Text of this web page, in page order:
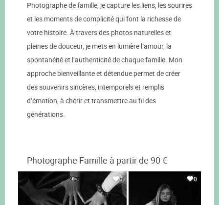
Photographe de famille, je capture les liens, les sourires
et les moments de complicité qui font la richesse de
votre histoire. À travers des photos naturelles et
pleines de douceur, je mets en lumière l’amour, la
spontanéité et l’authenticité de chaque famille. Mon
approche bienveillante et détendue permet de créer
des souvenirs sincères, intemporels et remplis
d’émotion, à chérir et transmettre au fil des
générations.
Photographe Famille à partir de 90 €
0 0